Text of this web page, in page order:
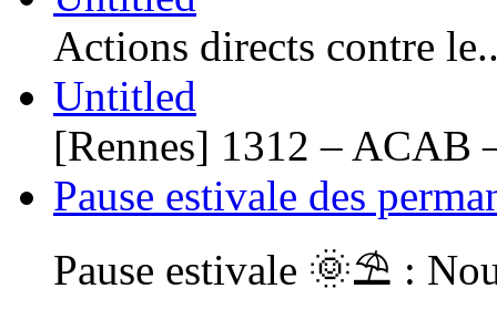
Actions directs contre
Untitled
[Rennes] 1312 – ACAB
Pause estivale des
Pause estivale 🌞⛱ :